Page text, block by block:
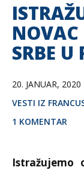
NOVAC
SRBE U
20. JANUAR, 2020
VESTI IZ
1 KOMENTAR
Istražujemo